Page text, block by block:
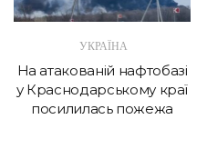
УКРАЇНА
На атакованій нафтобазі
у Краснодарському краї
посилилась пожежа